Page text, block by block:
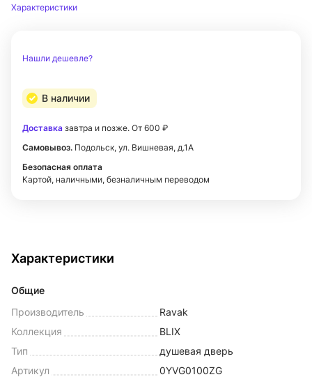
Характеристики
Нашли дешевле?
В наличии
Доставка завтра и позже. От 600 ₽
Самовывоз. Подольск, ул. Вишневая, д.1А
Безопасная оплата
Картой, наличными, безналичным переводом
Характеристики
Общие
Производитель
Ravak
Коллекция
BLIX
Тип
душевая дверь
Артикул
0YVG0100ZG